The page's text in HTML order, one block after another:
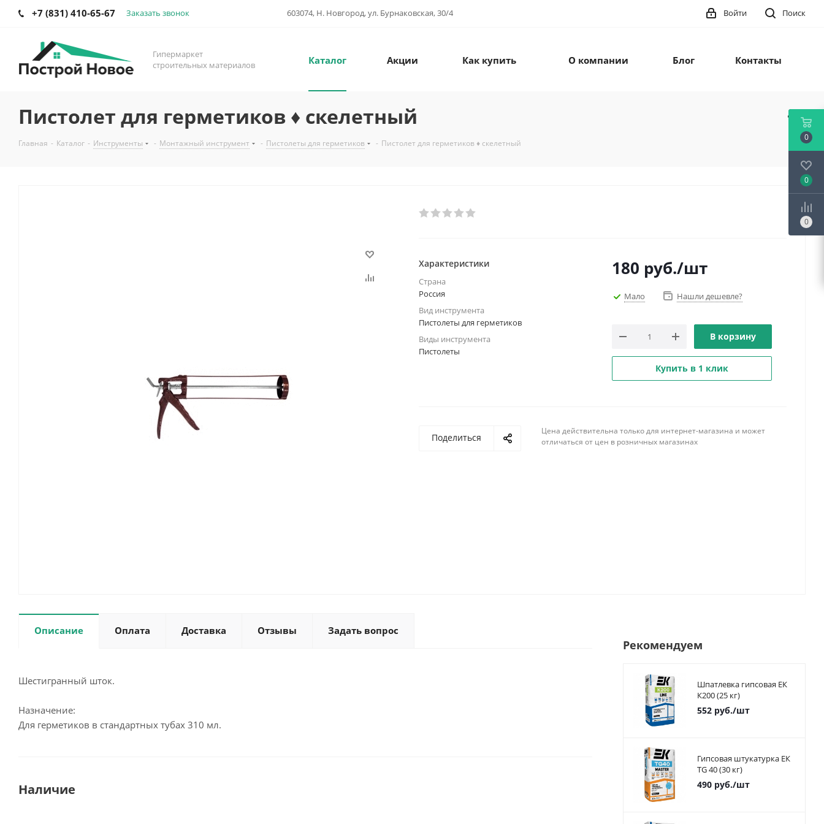
+7 (831) 410-65-67 Заказать звонок 603074, Н. Новгород, ул. Бурнаковская, 30/4 Поиск
Войти
Гипермаркет
строительных материалов
Каталог Акции Как купить О компании Блог Контакты
Пистолет для герметиков ♦ скелетный
Главная - Каталог - Инструменты - Монтажный инструмент - Пистолеты для герметиков - Пистолет для герметиков ♦ скелетный
Характеристики
Страна
Россия
Вид инструмента
Пистолеты для герметиков
Виды инструмента
Пистолеты
180 руб./шт
Мало Нашли дешевле?
В корзину
Купить в 1 клик
Поделиться
Цена действительна только для интернет-магазина и может
отличаться от цен в розничных магазинах
Описание Оплата Доставка Отзывы Задать вопрос
Шестигранный шток.
Назначение:
Для герметиков в стандартных тубах 310 мл.
Наличие
Рекомендуем
Шпатлевка гипсовая ЕК
К200 (25 кг)
552руб./шт
Гипсовая штукатурка ЕК
TG 40 (30 кг)
490руб./шт
0
0
0